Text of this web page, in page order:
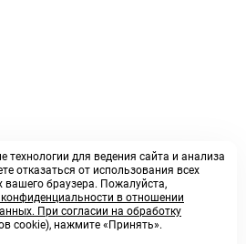
технологии для ведения сайта и анализа
отказаться от использования всех
вашего браузера. Пожалуйста,
в отношении
При согласии на обработку
cookie), нажмите «Принять».